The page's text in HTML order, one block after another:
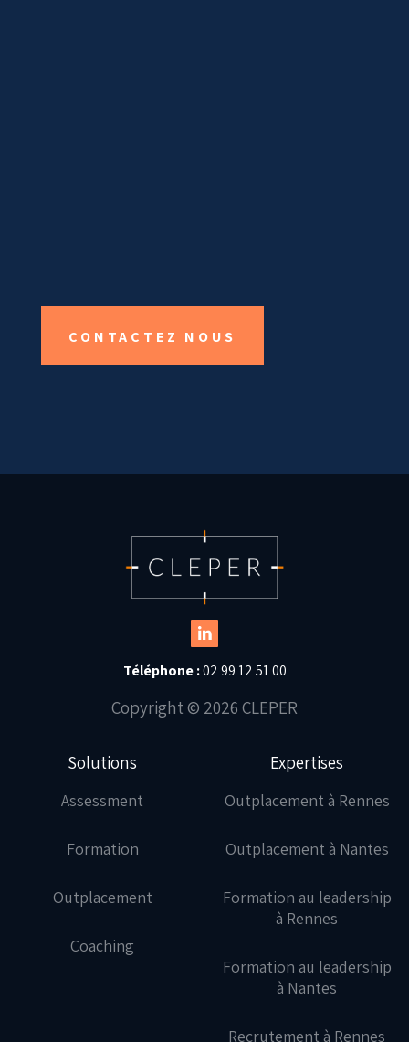
CONTACTEZ NOUS
Téléphone :02 99 12 51 00
Copyright © 2026 CLEPER
Solutions
Assessment
Formation
Outplacement
Coaching
Expertises
Outplacement à Rennes
Outplacement à Nantes
Formation au leadership
à Rennes
Formation au leadership
à Nantes
Recrutement à Rennes